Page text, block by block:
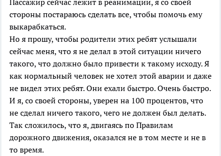
Пассажир сейчас лежит в реанимации, я со своей
стороны постараюсь сделать все, чтобы помочь ему
выкарабкаться.
Но я прошу, чтобы родители этих ребят услышали
сейчас меня, что я не делал в этой ситуации ничего
такого, что должно было привести к такому исходу. Я
как нормальный человек не хотел этой аварии и даже
не видел этих ребят. Они ехали быстро. Очень быстро.
И я, со своей стороны, уверен на 100 процентов, что
не сделал ничего такого, чего не должен был делать.
Так сложилось, что я, двигаясь по Правилам
дорожного движения, оказался не в том месте и не в
то время.